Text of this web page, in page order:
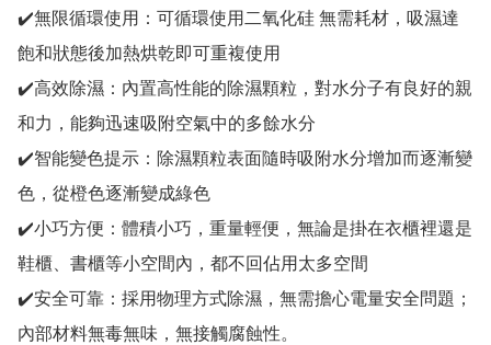
✔️無限循環使用：可循環使用二氧化硅 無需耗材，吸濕達
飽和狀態後加熱烘乾即可重複使用
✔️高效除濕：內置高性能的除濕顆粒，對水分子有良好的親
和力，能夠迅速吸附空氣中的多餘水分
✔️智能變色提示：除濕顆粒表面隨時吸附水分增加而逐漸變
色，從橙色逐漸變成綠色
✔️小巧方便：體積小巧，重量輕便，無論是掛在衣櫃裡還是
鞋櫃、書櫃等小空間內，都不回佔用太多空間
✔️安全可靠：採用物理方式除濕，無需擔心電量安全問題；
內部材料無毒無味，無接觸腐蝕性。